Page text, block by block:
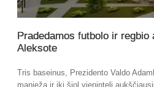
Pradedamos futbolo ir regbio
Aleksote
Tris baseinus, Prezidento Valdo
maniežą ir iki šiol vienintelį